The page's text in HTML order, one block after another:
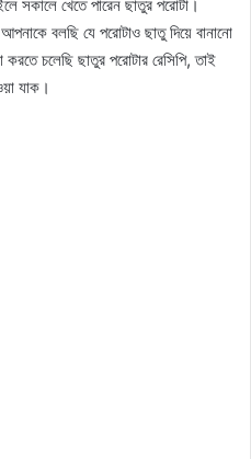
সকালে খেতে পারেন ছাতুর পরোটা।
বলছি যে পরোটাও ছাতু দিয়ে বানানো
চলেছি ছাতুর পরোটার রেসিপি, তাই
যাক।